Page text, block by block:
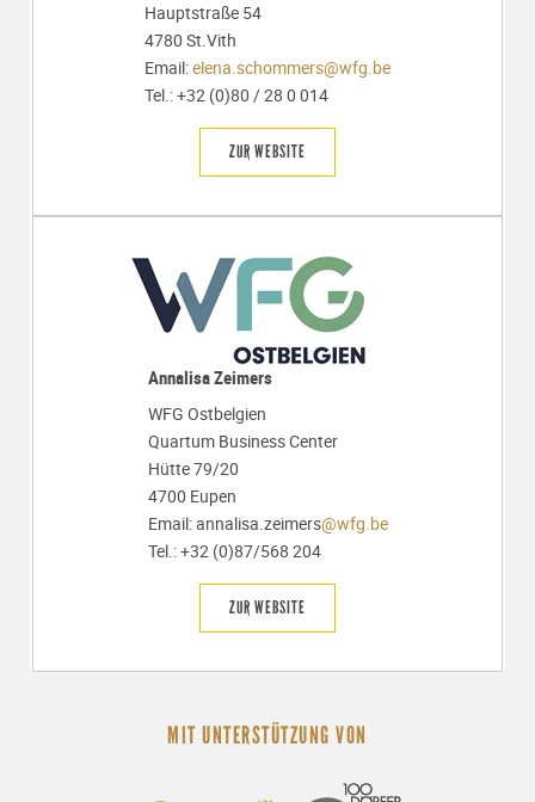
Hauptstraße 54
4780 St.Vith
Email:elena.schommers@wfg.be
Tel.: +32 (0)80 / 28 0 014
ZUR WEBSITE
Annalisa Zeimers
WFG Ostbelgien
Quartum Business Center
Hütte 79/20
4700 Eupen
Email: annalisa.zeimers@wfg.be
Tel.: +32 (0)87/568 204
ZUR WEBSITE
MIT UNTERSTÜTZUNG VON